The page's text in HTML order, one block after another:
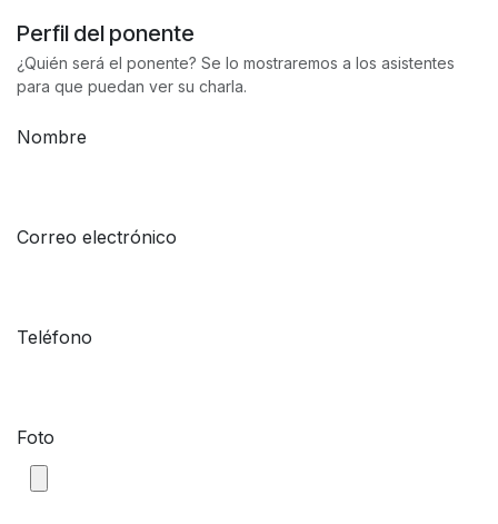
Perfil del ponente
¿Quién será el ponente? Se lo mostraremos a los asistentes
para que puedan ver su charla.
Nombre
Correo electrónico
Teléfono
Foto